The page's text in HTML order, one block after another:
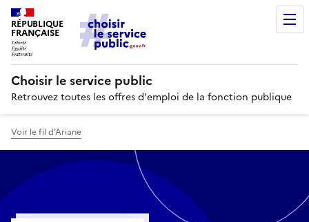
RÉPUBLIQUE
FRANÇAISE
Choisir le service public
Retrouvez toutes les offres d'emploi de la fonction publique
Voir le fil d’Ariane